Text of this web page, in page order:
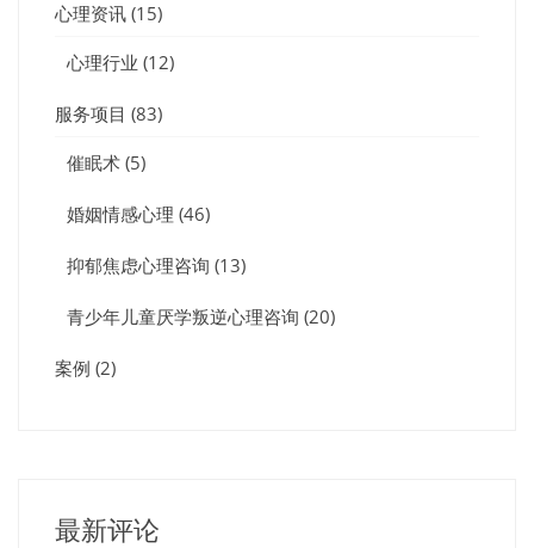
心理资讯 (15)
心理行业 (12)
服务项目 (83)
催眠术 (5)
婚姻情感心理 (46)
抑郁焦虑心理咨询 (13)
青少年儿童厌学叛逆心理咨询 (20)
案例 (2)
最新评论